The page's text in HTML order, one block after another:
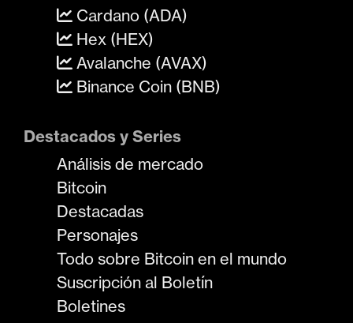
Cardano (ADA)
Hex (HEX)
Avalanche (AVAX)
Binance Coin (BNB)
Destacados y Series
Análisis de mercado
Bitcoin
Destacadas
Personajes
Todo sobre Bitcoin en el mundo
Suscripción al Boletín
Boletines